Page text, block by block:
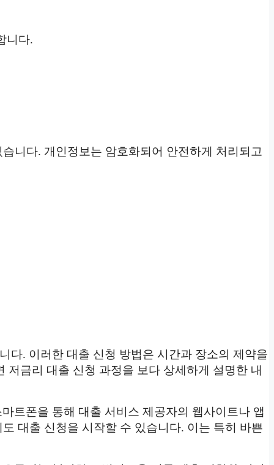
니다.
니다. 개인정보는 암호화되어 안전하게 처리되고
다. 이러한 대출 신청 방법은 시간과 장소의 제약을
금리 대출 신청 과정을 보다 상세하게 설명한 내
트폰을 통해 대출 서비스 제공자의 웹사이트나 앱
대출 신청을 시작할 수 있습니다. 이는 특히 바쁜